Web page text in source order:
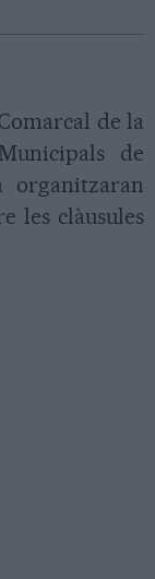
de la
de
organitzaran
les clàusules